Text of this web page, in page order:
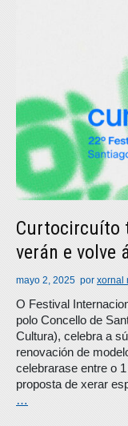
Curtocircuíto
verán e volve
mayo 2, 2025 por xornal
O Festival
polo Concello de
Cultura), celebra a
renovación de
celebrarase entre o
proposta de xerar
…